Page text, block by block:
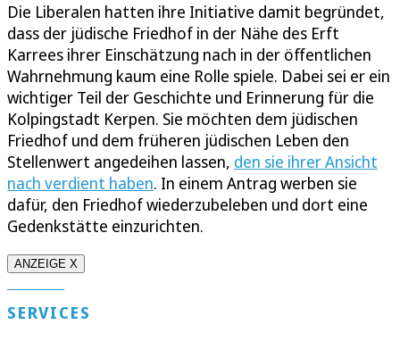
Die Liberalen hatten ihre Initiative damit begründet,
dass der jüdische Friedhof in der Nähe des Erft
Karrees ihrer Einschätzung nach in der öffentlichen
Wahrnehmung kaum eine Rolle spiele. Dabei sei er ein
wichtiger Teil der Geschichte und Erinnerung für die
Kolpingstadt Kerpen. Sie möchten dem jüdischen
Friedhof und dem früheren jüdischen Leben den
Stellenwert angedeihen lassen, den sie ihrer Ansicht
nach verdient haben. In einem Antrag werben sie
dafür, den Friedhof wiederzubeleben und dort eine
Gedenkstätte einzurichten.
ANZEIGE X
SERVICES